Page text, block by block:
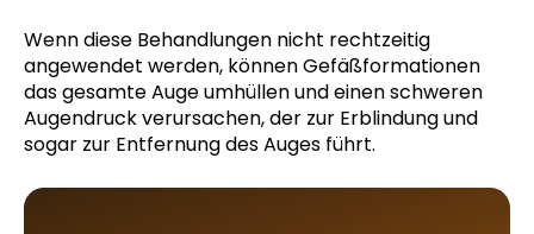
Wenn diese Behandlungen nicht rechtzeitig
angewendet werden, können Gefäßformationen
das gesamte Auge umhüllen und einen schweren
Augendruck verursachen, der zur Erblindung und
sogar zur Entfernung des Auges führt.